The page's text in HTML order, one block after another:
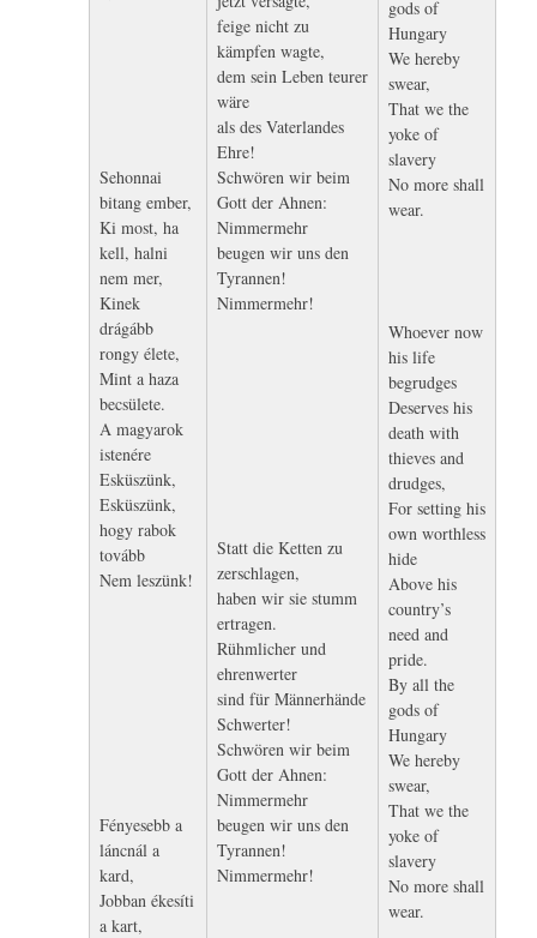
Sehonnai
bitang ember,
Ki most, ha
kell, halni
nem mer,
Kinek
drágább
rongy élete,
Mint a haza
becsülete.
A magyarok
istenére
Esküszünk,
Esküszünk,
hogy rabok
tovább
Nem leszünk!
Fényesebb a
láncnál a
kard,
Jobban ékesíti
a kart,
feige nicht zu
kämpfen wagte,
dem sein Leben teurer
wäre
als des Vaterlandes
Ehre!
Schwören wir beim
Gott der Ahnen:
Nimmermehr
beugen wir uns den
Tyrannen!
Nimmermehr!
Statt die Ketten zu
zerschlagen,
haben wir sie stumm
ertragen.
Rühmlicher und
ehrenwerter
sind für Männerhände
Schwerter!
Schwören wir beim
Gott der Ahnen:
Nimmermehr
beugen wir uns den
Tyrannen!
Nimmermehr!
gods of
Hungary
We hereby
swear,
That we the
yoke of
slavery
No more shall
wear.
Whoever now
his life
begrudges
Deserves his
death with
thieves and
drudges,
For setting his
own worthless
hide
Above his
country’s
need and
pride.
By all the
gods of
Hungary
We hereby
swear,
That we the
yoke of
slavery
No more shall
wear.